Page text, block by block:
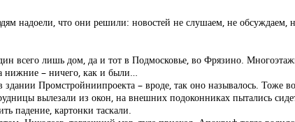
надоели, что они решили: новостей не слушаем, не обсуждаем,
всего лишь дом, да и тот в Подмосковье, во Фрязино.
нижние – ничего, как и были…
Промстройниипроекта – вроде, так оно называлось. Тоже
вылезали из окон, на внешних подоконниках пытались
падение, картонки таскали.